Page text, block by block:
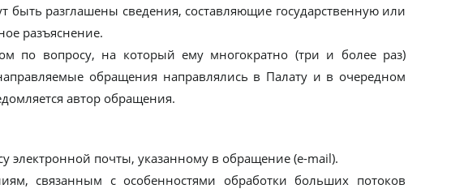
быть разглашены сведения, составляющие государственную или
разъяснение.
по вопросу, на который ему многократно (три и более раз)
обращения направлялись в Палату и в очередном
автор обращения.
электронной почты, указанному в обращение (e-mail).
связанным с особенностями обработки больших потоков